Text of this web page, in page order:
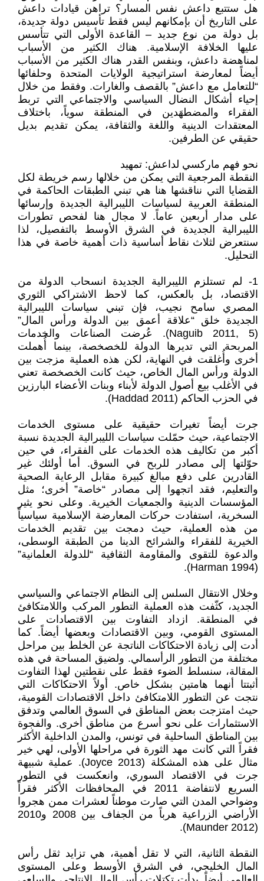
هل ستتبع داعش نفس المسار؟ تراهن قيادات داعش
على التاريخ أن بإمكانهم ليس فقط تأسيس دولة جديدة،
بل دولة من نوع جديد – القاعدة الأولى التي تتأسس
عليها الخلافة الإسلامية. هناك الكثير من الأسباب
لمناهضة داعش، وبنفس القدر هناك الكثير من الأسباب
أيضاً لمعارضة استراتيجية الولايات المتحدة وحلفائها
“للتعامل مع داعش” بالقصف والغارات. وفقط من خلال
إحياء أشكال النضال السياسي والاجتماعي التي تربط
الفقراء والمضطهَدين في المنطقة سوياً، باختلاف
المعتقدات الدينية واللغة والثقافة، يمكن تقديم بديل
حقيقي عن الطرفين.
نحو فهم ماركسي لداعش: تمهيد
النقطة المرجعية التي يمكن من خلالها رسم خريطة لكل
القضايا التي نناقشها هنا هي تبني الطبقات الحاكمة في
المنطقة العربية لسياسات الليبرالية الجديدة وإرسائها
على مدار أربعين عاماً. لا مجال هنا لفحص تطورات
الليبرالية الجديدة في الشرق الأوسط بالتفصيل، لذا
سنتعرض لثلاث نقاط أساسية ذات أهمية خاصة في هذا
التحليل.
1- لم تستلزم الليبرالية الجديدة انسحاب الدولة من
الاقتصاد، بل بالعكس، كما لاحظ الاشتراكي الثوري
المصري سامح نجيب، فإن تبني سياسات الليبرالية
الجديدة خلق “علاقة أعمق بين الدولة ورأس المال”
(Naguib 2011, 5). عُرضت الصناعات والخدمات
المربحة التي تديرها الدولة للخصخصة، بينما أُهملت
أخرى وأُغلقت في النهاية، لكن هذه العملية مزجت بين
الدولة ورأس المال الخاص، حيث كانت الخصخصة تعني
في الأغلب بيع أصول الدولة لأبناء وبنات الأعضاء البارزين
في الحزب الحاكم (Haddad 2011).
جرت أيضاً تغيرات حقيقية على مستوى الخدمات
الاجتماعية، حيث حمّلت سياسات الليبرالية الجديدة نسبة
أكبر من تكاليف هذه الخدمات على الفقراء، في حين
حوّلتها إلى مصادر للربح في السوق. أما أولئك غير
القادرين على دفع مبالغ كبيرة مقابل الرعاية الصحية
والتعليم، فقد اتجهوا إلى مصادر “خاصة” أخرى؛ مثل
المؤسسات الدينية والجمعيات الخيرية. وعلى نحو يثير
السخرية، استفادت حركات المعارضة الإسلامية سياسياً
من هذه العملية، حيث دمجت بين تقديم الخدمات
الخيرية للفقراء والشرائح الدينا من الطبقة الوسطى،
والدعوة للتقوى والمقاومة الثقافية “للدولة العلمانية”
(Harman 1994).
وخلال الانتقال السلس إلى النظام الاجتماعي والسياسي
الجديد، كثّفت هذه العملية التطور المركب واللامتكافئ
في المنطقة. ازداد التفاوت بين الاقتصادات على
المستوى القومي، وبين الاقتصادات وبعضها أيضاً. كما
أدت إلى زيادة الاحتكاكات الناتجة عن الخلط بين مراحل
مختلفة من التطور الرأسمالي. ولضيق المساحة في هذه
المقالة، سنسلط الضوء فقط على نقطتين لهذا التفاوت
أثبتتا أنهما هامتين بشكل خاص. أولاً الاحتكاكات التي
نتجت عن التطور اللامتكافئ داخل الاقتصادات القومية،
حيث امتزجت بعض المناطق في السوق العالمي وتدفق
الاستثمارات على نحو أسرع من مناطق أخرى. والفجوة
بين المناطق الساحلية في تونس، والمدن الداخلية الأكثر
فقراً التي كانت مهد الثورة في مراحلها الأولى، لهي خير
مثال على هذه المشكلة (Joyce 2013). عملية شبيهة
جرت في الاقتصاد السوري، وانعكست في التطور
السريع لانتفاضة 2011 في المحافظات الأكثر فقراً
وضواحي المدن التي صارت موطناً لعشرات ممن هجروا
الأراضي الزراعية هرباً من الجفاف بين 2008 و2010
(Maunder 2012).
النقطة الثانية، التي لا تقل أهمية، هي تزايد ثقل رأس
المال الخليجي، في الشرق الأوسط وعلى المستوى